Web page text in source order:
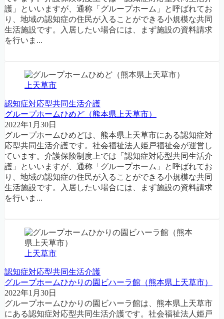
護」といいますが、通称「グループホーム」と呼ばれてお
り、地域の認知症の住民が入ることができる小規模な共同
生活施設です。入居したい場合には、まず施設の資料請求
を行いま...
上天草市
認知症対応型共同生活介護
グループホームひめど（熊本県上天草市）
2022年1月30日
グループホームひめどは、熊本県上天草市にある認知症対
応型共同生活介護です。社会福祉法人姫戸福祉会が運営し
ています。介護保険制度上では「認知症対応型共同生活介
護」といいますが、通称「グループホーム」と呼ばれてお
り、地域の認知症の住民が入ることができる小規模な共同
生活施設です。入居したい場合には、まず施設の資料請求
を行いま...
上天草市
認知症対応型共同生活介護
グループホームひかりの園ビハーラ館（熊本県上天草市）
2022年1月30日
グループホームひかりの園ビハーラ館は、熊本県上天草市
にある認知症対応型共同生活介護です。社会福祉法人姫戸